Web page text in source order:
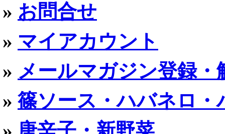
» お問合せ
» マイアカウント
» メールマガジン登録・
» 篠ソース・ハバネロ・